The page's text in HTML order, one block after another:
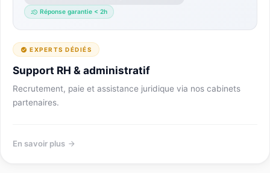
Réponse garantie < 2h
EXPERTS DÉDIÉS
Support RH & administratif
Recrutement, paie et assistance juridique via nos cabinets
partenaires.
En savoir plus